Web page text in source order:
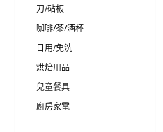
刀/砧板
咖啡/茶/酒杯
日用/免洗
烘焙用品
兒童餐具
廚房家電